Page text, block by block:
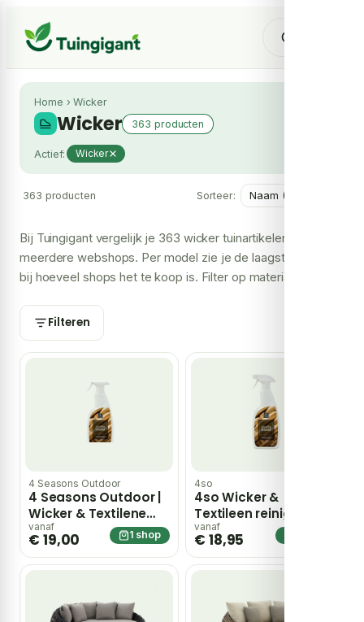
Home ›Wicker
Wicker 363 producten
Actief: Wicker
363 producten Sorteer:
Bij Tuingigant vergelijk je 363 wicker tuinartikelen over
meerdere webshops. Per model zie je de laagste prijs en
bij hoeveel shops het te koop is. Filter op materiaal, prijs
Filteren
4 Seasons Outdoor
4 Seasons Outdoor |
Wicker & Textilene
Reiniger | 750 ml
vanaf
€ 19,00 1 shop
4so
4so Wicker &
Textileen reiniger
0,75l
vanaf
€ 18,95